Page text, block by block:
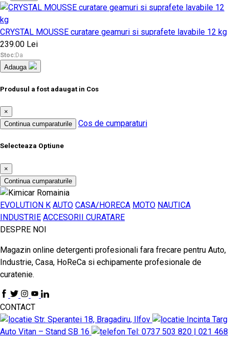
CRYSTAL MOUSSE curatare geamuri si suprafete lavabile 12 kg
239.00 Lei
Stoc:Da
Adauga
Produsul a fost adaugat in Cos
×
Continua cumparaturile
Cos de cumparaturi
Selecteaza Optiune
×
Continua cumparaturile
EVOLUTION K AUTO CASA/HORECA MOTO NAUTICA
INDUSTRIE ACCESORII CURATARE
DESPRE NOI
Magazin online detergenti profesionali fara frecare pentru Auto,
Industrie, Casa, HoReCa si echipamente profesionale de
curatenie.
CONTACT
Str. Sperantei 18, Bragadiru, Ilfov
Incinta Targ
Auto Vitan – Stand SB 16
Tel: 0737 503 820 | 021 468